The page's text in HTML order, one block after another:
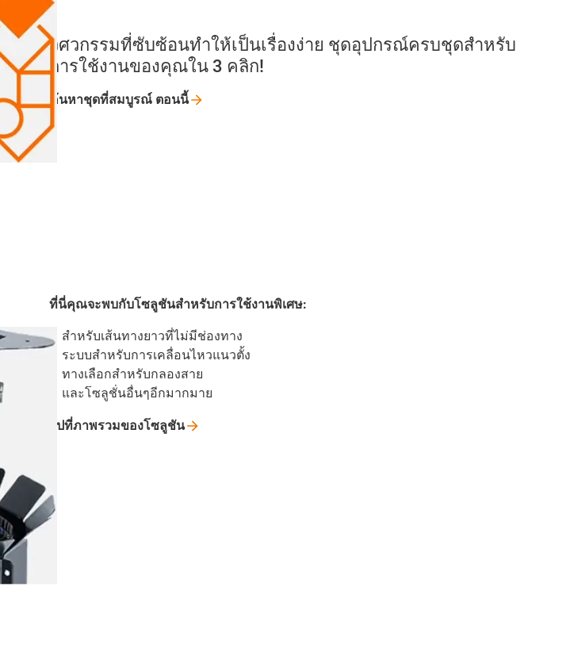
วิศวกรรมที่ซับซ้อนทำให้เป็นเรื่องง่าย ชุดอุปกรณ์ครบชุดสำหรับ
การใช้งานของคุณใน 3 คลิก!
ค้นหาชุดที่สมบูรณ์ ตอนนี้
ที่นี่คุณจะพบกับโซลูชันสำหรับการใช้งานพิเศษ:
สำหรับเส้นทางยาวที่ไม่มีช่องทาง
ระบบสำหรับการเคลื่อนไหวแนวตั้ง
ทางเลือกสำหรับกลองสาย
และโซลูชั่นอื่นๆอีกมากมาย
ไปที่ภาพรวมของโซลูชัน